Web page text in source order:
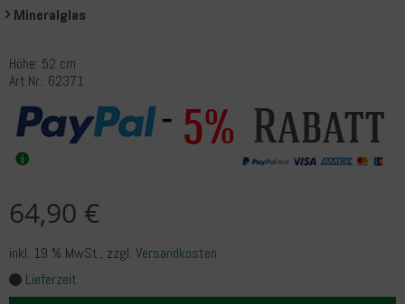
Mineralglas
Höhe: 52 cm
Art.Nr.: 62371
5% Rabatt
64,90 €
inkl. 19 % MwSt., zzgl. Versandkosten
Lieferzeit